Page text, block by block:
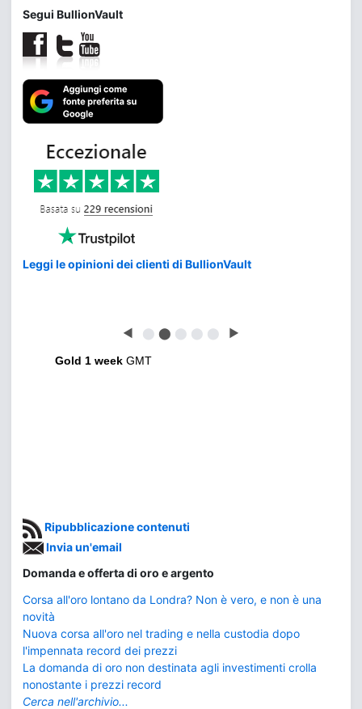
Segui BullionVault
Leggi le opinioni dei clienti di BullionVault
◀ ⬤ ⬤ ⬤ ⬤ ⬤ ▶
Gold 1 week GMT
Ripubblicazione contenuti
Invia un'email
Domanda e offerta di oro e argento
Corsa all'oro lontano da Londra? Non è vero, e non è una
novità
Nuova corsa all'oro nel trading e nella custodia dopo
l'impennata record dei prezzi
La domanda di oro non destinata agli investimenti crolla
nonostante i prezzi record
Cerca nell'archivio...